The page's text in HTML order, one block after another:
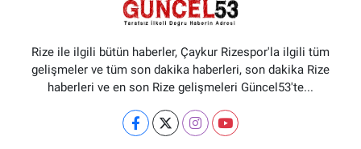
Rize ile ilgili bütün haberler, Çaykur Rizespor'la ilgili tüm
gelişmeler ve tüm son dakika haberleri, son dakika Rize
haberleri ve en son Rize gelişmeleri Güncel53'te...